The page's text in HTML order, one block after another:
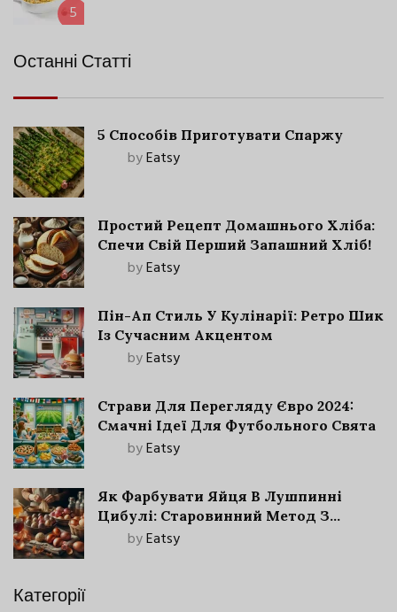
5
Останні Статті
5 Способів Приготувати Спаржу
byEatsy
Простий Рецепт Домашнього Хліба:
Спечи Свій Перший Запашний Хліб!
byEatsy
Пін-Ап Стиль У Кулінарії: Ретро Шик
Із Сучасним Акцентом
byEatsy
Страви Для Перегляду Євро 2024:
Смачні Ідеї Для Футбольного Свята
byEatsy
Як Фарбувати Яйця В Лушпинні
Цибулі: Старовинний Метод З
Сучасними Нюансами
byEatsy
Категорії